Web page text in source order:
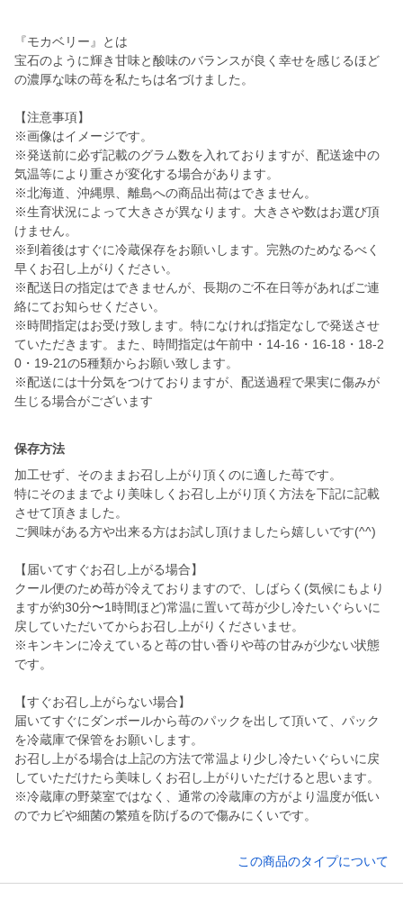
『モカベリー』とは
宝石のように輝き甘味と酸味のバランスが良く幸せを感じるほど
の濃厚な味の苺を私たちは名づけました。
【注意事項】
※画像はイメージです。
※発送前に必ず記載のグラム数を入れておりますが、配送途中の
気温等により重さが変化する場合があります。
※北海道、沖縄県、離島への商品出荷はできません。
※生育状況によって大きさが異なります。大きさや数はお選び頂
けません。
※到着後はすぐに冷蔵保存をお願いします。完熟のためなるべく
早くお召し上がりください。
※配送日の指定はできませんが、長期のご不在日等があればご連
絡にてお知らせください。
※時間指定はお受け致します。特になければ指定なしで発送させ
ていただきます。また、時間指定は午前中・14-16・16-18・18-2
0・19-21の5種類からお願い致します。
※配送には十分気をつけておりますが、配送過程で果実に傷みが
生じる場合がございます
保存方法
加工せず、そのままお召し上がり頂くのに適した苺です。
特にそのままでより美味しくお召し上がり頂く方法を下記に記載
させて頂きました。
ご興味がある方や出来る方はお試し頂けましたら嬉しいです(^^)
【届いてすぐお召し上がる場合】
クール便のため苺が冷えておりますので、しばらく(気候にもより
ますが約30分〜1時間ほど)常温に置いて苺が少し冷たいぐらいに
戻していただいてからお召し上がりくださいませ。
※キンキンに冷えていると苺の甘い香りや苺の甘みが少ない状態
です。
【すぐお召し上がらない場合】
届いてすぐにダンボールから苺のパックを出して頂いて、パック
を冷蔵庫で保管をお願いします。
お召し上がる場合は上記の方法で常温より少し冷たいぐらいに戻
していただけたら美味しくお召し上がりいただけると思います。
※冷蔵庫の野菜室ではなく、通常の冷蔵庫の方がより温度が低い
のでカビや細菌の繁殖を防げるので傷みにくいです。
この商品のタイプについて